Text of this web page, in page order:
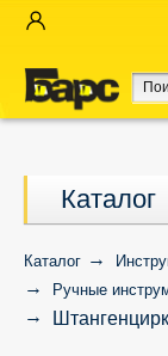
Каталог
Каталог
Ручные